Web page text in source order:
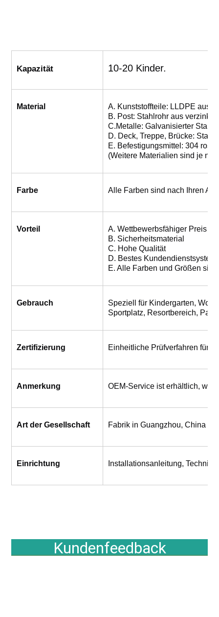
Kapazität 10-20 Kinder.
Material
A. Kunststoffteile: LLDPE aus
B. Post: Stahlrohr aus
C.Metalle: Galvanisierter Stahl
D. Deck, Treppe, Brücke: Stahl
E. Befestigungsmittel: 304
(Weitere Materialien sind je
Farbe Alle Farben sind nach Ihren
Vorteil
A. Wettbewerbsfähiger Preis
B. Sicherheitsmaterial
C. Hohe Qualität
D. Bestes Kundendienstsystem
E. Alle Farben und Größen
Gebrauch
Speziell für Kindergarten,
Sportplatz, Resortbereich,
Zertifizierung Einheitliche Prüfverfahren für
Anmerkung OEM-Service ist erhältlich,
Art der Gesellschaft Fabrik in Guangzhou, China
Einrichtung Installationsanleitung,
Kundenfeedback